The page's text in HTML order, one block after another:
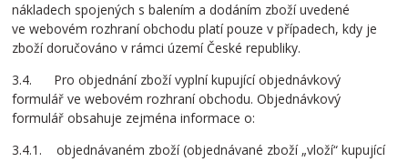
nákladech spojených s balením a dodáním zboží uvedené
ve webovém rozhraní obchodu platí pouze v případech, kdy je
zboží doručováno v rámci území České republiky.
3.4. Pro objednání zboží vyplní kupující objednávkový
formulář ve webovém rozhraní obchodu. Objednávkový
formulář obsahuje zejména informace o:
3.4.1. objednávaném zboží (objednávané zboží „vloží“ kupující